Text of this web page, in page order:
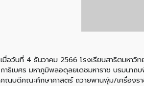
เมื่อวันที่ 4 ธันวาคม 2566 โรงเรียนสาธิตมหาวิ
กาธิเบศร มหาภูมิพลอดุลยเดชมหาราช บรมนา
คณบดีคณะศึกษาศาสตร์ ถวายพานพุ่ม/เครื่องร